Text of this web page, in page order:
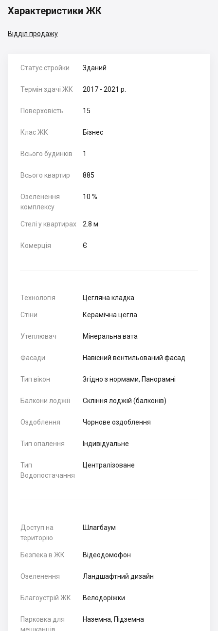
Характеристики ЖК
Відділ продажу
Статус стройки Зданий
Термін здачі ЖК 2017 - 2021 р.
Поверховість 15
Клас ЖК Бізнес
Всього будинків 1
Всього квартир 885
Озеленення
комплексу
10 %
Стелі у квартирах 2.8 м
Комерція Є
Технологія Цегляна кладка
Стіни Керамічна цегла
Утеплювач Мінеральна вата
Фасади Навісний вентильований фасад
Тип вікон Згідно з нормами, Панорамні
Балкони лоджії Скління лоджій (балконів)
Оздоблення Чорнове оздоблення
Тип опалення Індивідуальне
Тип
Водопостачання
Централізоване
Доступ на
територію
Шлагбаум
Безпека в ЖК Відеодомофон
Озеленення Ландшафтний дизайн
Благоустрій ЖК Велодоріжки
Парковка для
Наземна, Підземна